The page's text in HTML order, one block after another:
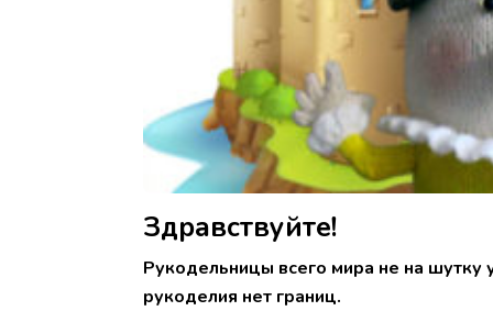
Здравствуйте!
Рукодельницы всего мира не на шутку
рукоделия нет границ.